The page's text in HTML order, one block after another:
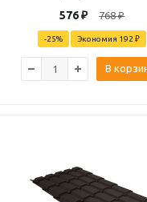
576₽ 768₽
-25% Экономия 192 ₽
В